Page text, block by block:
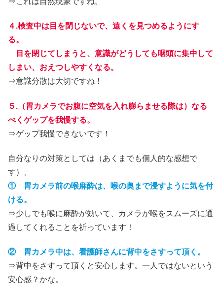
４.検査中は目を閉じないで、遠くを見つめるようにす
る。
目を閉じてしまうと、意識がどうしても咽頭に集中して
しまい、おえつしやすくなる。
⇒意識分散は大切ですね！
５.（胃カメラでお腹に空気を入れ膨らませる際は）なる
べくゲップを我慢する。
⇒ゲップ我慢できないです！
自分なりの対策としては（あくまでも個人的な感想で
す）、
① 胃カメラ前の喉麻酔は、喉の奥まで浸すように気を付
ける。
⇒少しでも喉に麻酔が効いて、カメラが喉をスムーズに通
過してくれることを祈っています！
② 胃カメラ中は、看護師さんに背中をさすって頂く。
⇒背中をさすって頂くと安心します。一人ではないという
安心感？かな。